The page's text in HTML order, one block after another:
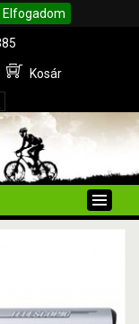
Elfogadom
Kosár
Toggle